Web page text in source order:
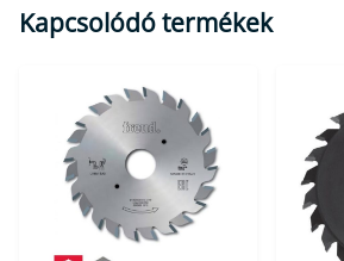
m
n
y
i
s
é
g
Kapcsolódó termékek